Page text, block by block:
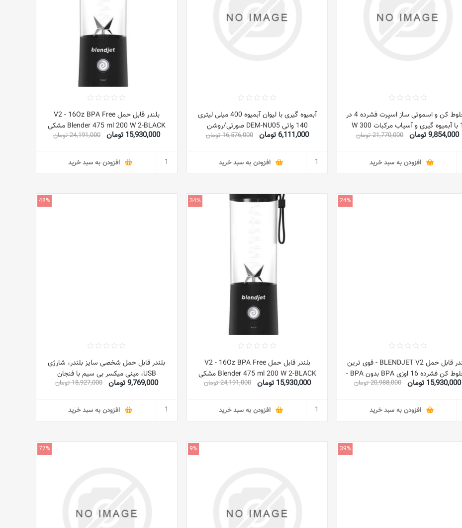
مخلوط کن و اسموتی ساز اسپرت فشرده 4 در
1 با آبمیوه گیری و آسیاب مرکبات 300 W
SBX300BCG-B5 مشکی/ شفاف
9,854,000 تومان 21,770,000 تومان
افزودن به سبد خرید
آبمیوه گیری با لیوان آبمیوه 400 میلی لیتری
140 واتی DEM-NU05 صورتی/روشن
6,111,000 تومان 16,576,000 تومان
افزودن به سبد خرید
بلندر قابل حمل V2 - 16Oz BPA Free
Blender 475 ml 200 W 2-BLACK مشکی
15,930,000 تومان 24,191,000 تومان
افزودن به سبد خرید
24%
بلندر قابل حمل BLENDJET V2 - قوی ترین
مخلوط کن فشرده 16 اوزی BPA بدون BPA -
سفید
15,930,000 تومان 20,988,000 تومان
افزودن به سبد خرید
34%
بلندر قابل حمل V2 - 16Oz BPA Free
Blender 475 ml 200 W 2-BLACK مشکی
15,930,000 تومان 24,191,000 تومان
افزودن به سبد خرید
48%
بلندر قابل حمل شخصی سایز بلندر، شارژی
USB، مینی میکسر بی سیم با فنجان
9,769,000 تومان 18,927,000 تومان
افزودن به سبد خرید
39%
9%
77%